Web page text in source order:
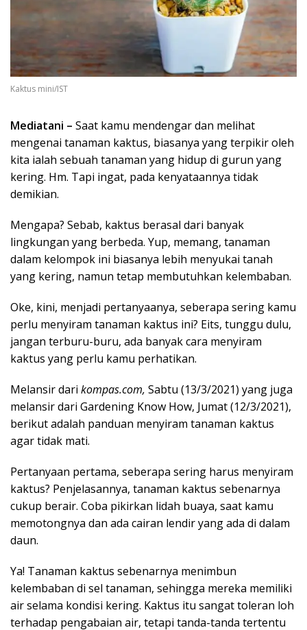
Kaktus mini/IST
Mediatani – Saat kamu mendengar dan melihat
mengenai tanaman kaktus, biasanya yang terpikir oleh
kita ialah sebuah tanaman yang hidup di gurun yang
kering. Hm. Tapi ingat, pada kenyataannya tidak
demikian.
Mengapa? Sebab, kaktus berasal dari banyak
lingkungan yang berbeda. Yup, memang, tanaman
dalam kelompok ini biasanya lebih menyukai tanah
yang kering, namun tetap membutuhkan kelembaban.
Oke, kini, menjadi pertanyaanya, seberapa sering kamu
perlu menyiram tanaman kaktus ini? Eits, tunggu dulu,
jangan terburu-buru, ada banyak cara menyiram
kaktus yang perlu kamu perhatikan.
Melansir dari kompas.com, Sabtu (13/3/2021) yang juga
melansir dari Gardening Know How, Jumat (12/3/2021),
berikut adalah panduan menyiram tanaman kaktus
agar tidak mati.
Pertanyaan pertama, seberapa sering harus menyiram
kaktus? Penjelasannya, tanaman kaktus sebenarnya
cukup berair. Coba pikirkan lidah buaya, saat kamu
memotongnya dan ada cairan lendir yang ada di dalam
daun.
Ya! Tanaman kaktus sebenarnya menimbun
kelembaban di sel tanaman, sehingga mereka memiliki
air selama kondisi kering. Kaktus itu sangat toleran loh
terhadap pengabaian air, tetapi tanda-tanda tertentu